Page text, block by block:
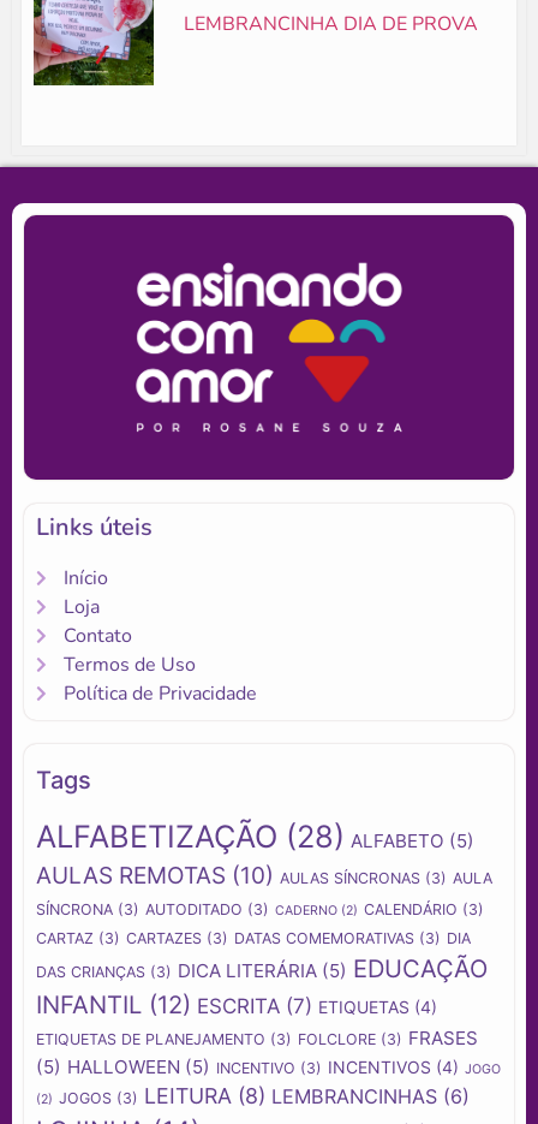
LEMBRANCINHA DIA DE PROVA
Links úteis
Início
Loja
Contato
Termos de Uso
Política de Privacidade
Tags
ALFABETIZAÇÃO (28) ALFABETO (5)
AULAS REMOTAS (10) AULAS SÍNCRONAS (3) AULA
SÍNCRONA (3) AUTODITADO (3) CADERNO (2) CALENDÁRIO (3)
CARTAZ (3) CARTAZES (3) DATAS COMEMORATIVAS (3) DIA
DAS CRIANÇAS (3) DICA LITERÁRIA (5) EDUCAÇÃO
INFANTIL (12) ESCRITA (7) ETIQUETAS (4)
ETIQUETAS DE PLANEJAMENTO (3) FOLCLORE (3) FRASES
(5) HALLOWEEN (5) INCENTIVO (3) INCENTIVOS (4) JOGO
(2) JOGOS (3) LEITURA (8) LEMBRANCINHAS (6)